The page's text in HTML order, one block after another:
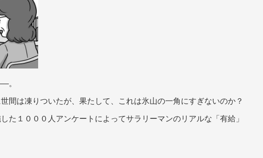
。
間は凍りついたが、果たして、これは氷山の一角にすぎないのか？
た１０００人アンケートによってサラリーマンのリアルな「有給」